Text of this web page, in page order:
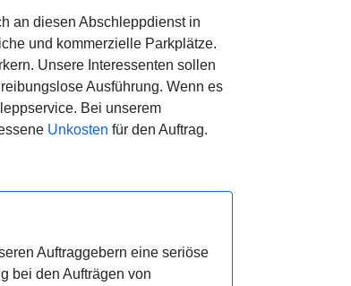
an diesen Abschleppdienst in
und kommerzielle Parkplätze.
Unsere Interessenten sollen
Ausführung. Wenn es
Bei unserem
Unkosten für den Auftrag.
Auftraggebern eine seriöse
bei den Aufträgen von